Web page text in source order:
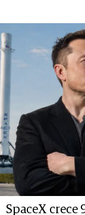
SpaceX crece